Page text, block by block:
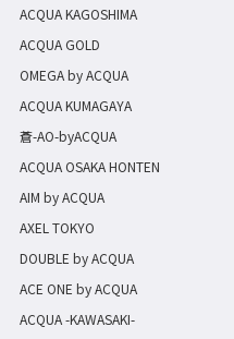
ACQUA KAGOSHIMA
ACQUA GOLD
OMEGA by ACQUA
ACQUA KUMAGAYA
蒼-AO-byACQUA
ACQUA OSAKA HONTEN
AIM by ACQUA
AXEL TOKYO
DOUBLE by ACQUA
ACE ONE by ACQUA
ACQUA -KAWASAKI-